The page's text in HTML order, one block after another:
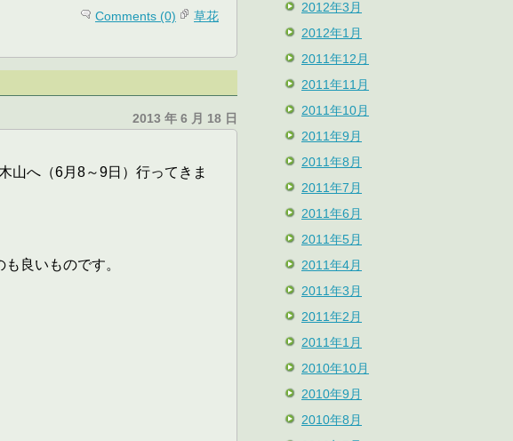
Comments (0) 草花
2013 年 6 月 18 日
山へ（6月8～9日）行ってきま
良いものです。
2012年3月
2012年1月
2011年12月
2011年11月
2011年10月
2011年9月
2011年8月
2011年7月
2011年6月
2011年5月
2011年4月
2011年3月
2011年2月
2011年1月
2010年10月
2010年9月
2010年8月